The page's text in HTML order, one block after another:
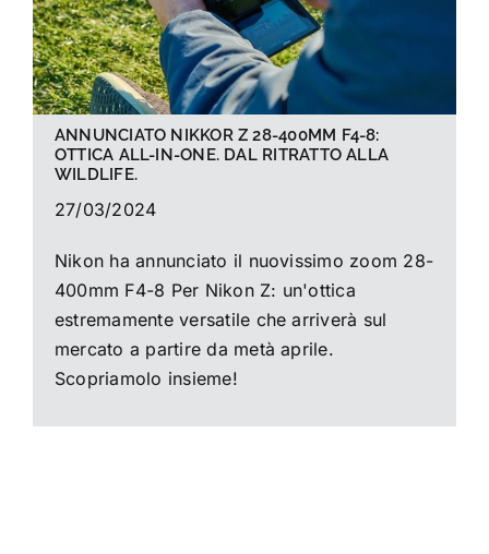
ANNUNCIATO NIKKOR Z 28-400MM F4-8:
OTTICA ALL-IN-ONE. DAL RITRATTO ALLA
WILDLIFE.
27/03/2024
Nikon ha annunciato il nuovissimo zoom 28-
400mm F4-8 Per Nikon Z: un'ottica
estremamente versatile che arriverà sul
mercato a partire da metà aprile.
Scopriamolo insieme!